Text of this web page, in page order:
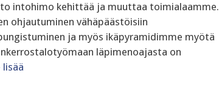
intohimo kehittää ja muuttaa toimialaamme.
ohjautuminen vähäpäästöisiin
ja myös ikäpyramidimme myötä
läpimenoajasta on
lisää